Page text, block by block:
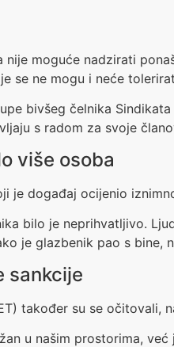
nije moguće nadzirati
se ne mogu i neće
bivšeg čelnika
s radom za svoje
više osoba
je događaj ocijenio
bilo je neprihvatljivo.
je glazbenik pao s
sankcije
također su se očitovali,
u našim prostorima,